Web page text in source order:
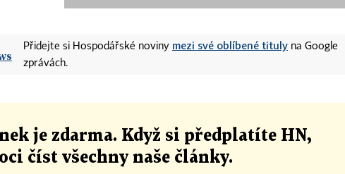
Přidejte si Hospodářské noviny mezi své oblíbené tituly na Google
zprávách.
je zdarma. Když si předplatíte HN,
číst všechny naše články.